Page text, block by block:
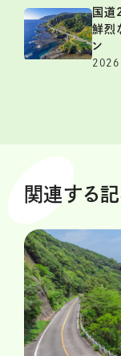
国道
鮮烈
ン
関連する